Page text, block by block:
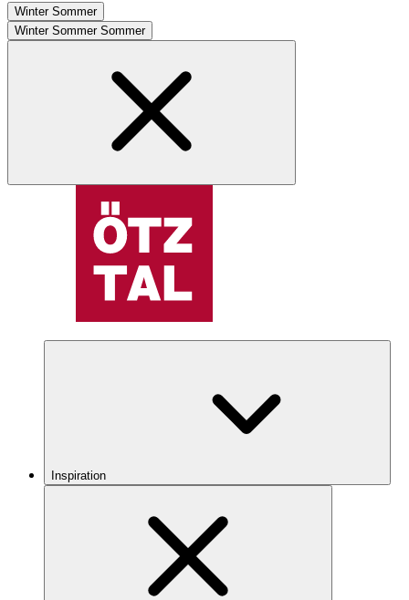
Winter Sommer
Winter Sommer Sommer
Inspiration